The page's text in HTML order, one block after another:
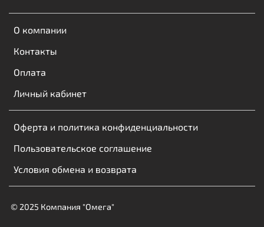
О компании
Контакты
Оплата
Личный кабинет
Оферта и политика конфиденциальности
Пользовательское соглашение
Условия обмена и возврата
© 2025 Компания "Омега"